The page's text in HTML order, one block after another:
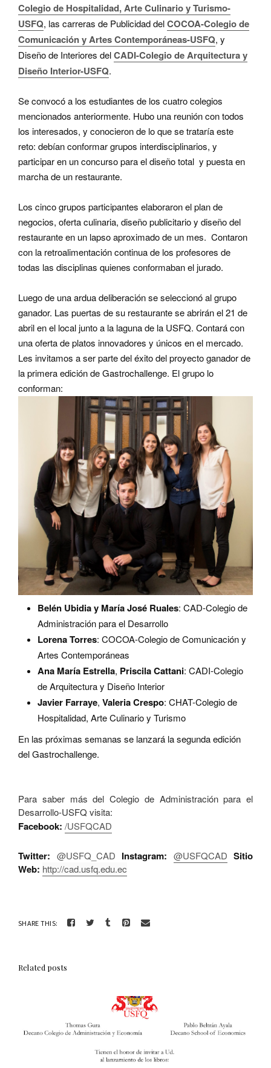
Colegio de Hospitalidad, Arte Culinario y Turismo-
USFQ, las carreras de Publicidad delCOCOA-Colegio de
Comunicación y Artes Contemporáneas-USFQ, y
Diseño de Interiores delCADI-Colegio de Arquitectura y
Diseño Interior-USFQ.
Se convocó a los estudiantes de los cuatro colegios
mencionados anteriormente. Hubo una reunión con todos
los interesados, y conocieron de lo que se trataría este
reto: debían conformar grupos interdisciplinarios, y
participar en un concurso para el diseño total y puesta en
marcha de un restaurante.
Los cinco grupos participantes elaboraron el plan de
negocios, oferta culinaria, diseño publicitario y diseño del
restaurante en un lapso aproximado de un mes. Contaron
con la retroalimentación continua de los profesores de
todas las disciplinas quienes conformaban el jurado.
Luego de una ardua deliberación se seleccionó al grupo
ganador. Las puertas de su restaurante se abrirán el 21 de
abril en el local junto a la laguna de la USFQ. Contará con
una oferta de platos innovadores y únicos en el mercado.
Les invitamos a ser parte del éxito del proyecto ganador de
la primera edición de Gastrochallenge. El grupo lo
conforman:
Belén Ubidia y María José Ruales: CAD-Colegio de
Administración para el Desarrollo
Lorena Torres: COCOA-Colegio de Comunicación y
Artes Contemporáneas
Ana María Estrella, Priscila Cattani: CADI-Colegio
de Arquitectura y Diseño Interior
Javier Farraye, Valeria Crespo: CHAT-Colegio de
Hospitalidad, Arte Culinario y Turismo
En las próximas semanas se lanzará la segunda edición
del Gastrochallenge.
Para saber más del Colegio de Administración para el
Desarrollo-USFQ visita:
Facebook: /USFQCAD
Twitter: @USFQ_CAD Instagram: @USFQCAD Sitio
Web: http://cad.usfq.edu.ec
SHARE THIS:
Related posts